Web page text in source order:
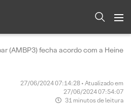
(AMBP3) fecha acordo com a
27/06/2024 07:14:28 • Atualizado em
27/06/2024 07:54:07
31 minutos de leitura